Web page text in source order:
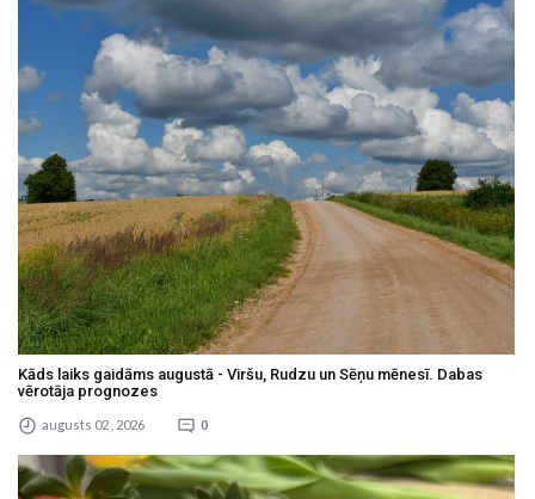
Kāds laiks gaidāms augustā - Viršu, Rudzu un Sēņu mēnesī. Dabas
vērotāja prognozes
augusts 02 , 2026 0